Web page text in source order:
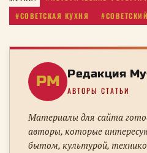
#СОВЕТСКАЯ КУХНЯ
РM Редакция
АВТОРЫ СТАТЬИ
Материалы для сайта
авторы, которые
бытом, культурой,